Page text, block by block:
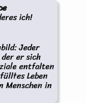
ich!
Jeder
er sich
entfalten
Leben
Menschen in